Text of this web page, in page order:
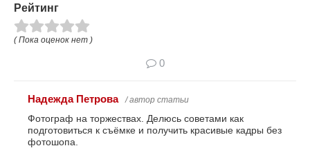
Рейтинг
( Пока оценок нет )
0
Надежда Петрова / автор статьи
Фотограф на торжествах. Делюсь советами как
подготовиться к съёмке и получить красивые кадры без
фотошопа.